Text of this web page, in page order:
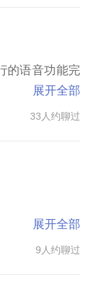
；
件、互联网、
的语音功能完
道如何提升自
型HR?
展开全部
33人约聊过
展开全部
9人约聊过